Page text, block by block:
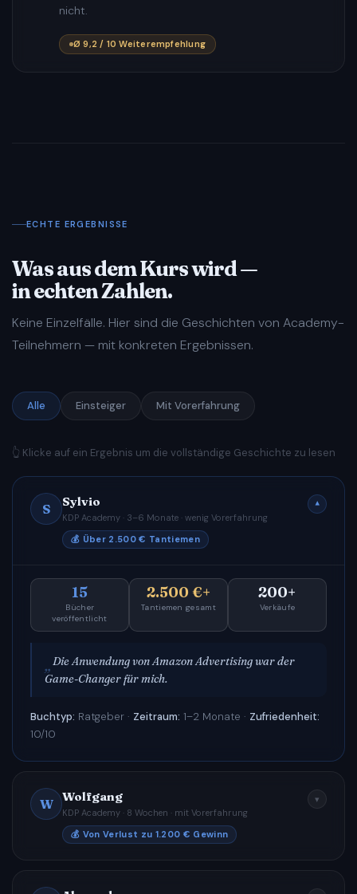
nicht.
Ø 9,2 / 10 Weiterempfehlung
ECHTE ERGEBNISSE
Was aus dem Kurs wird —
in echten Zahlen.
Keine Einzelfälle. Hier sind die Geschichten von Academy-
Teilnehmern — mit konkreten Ergebnissen.
Alle Einsteiger Mit Vorerfahrung
👆 Klicke auf ein Ergebnis um die vollständige Geschichte zu lesen
S Sylvio
KDP Academy · 3–6 Monate · wenig Vorerfahrung
💰 Über 2.500 € Tantiemen
▾
15
Bücher
veröffentlicht
2.500 €+
Tantiemen gesamt
200+
Verkäufe
Die Anwendung von Amazon Advertising war der
Game-Changer für mich.
Buchtyp: Ratgeber · Zeitraum: 1–2 Monate · Zufriedenheit:
10/10
W Wolfgang
KDP Academy · 8 Wochen · mit Vorerfahrung
💰 Von Verlust zu 1.200 € Gewinn
▾
8 Wo.